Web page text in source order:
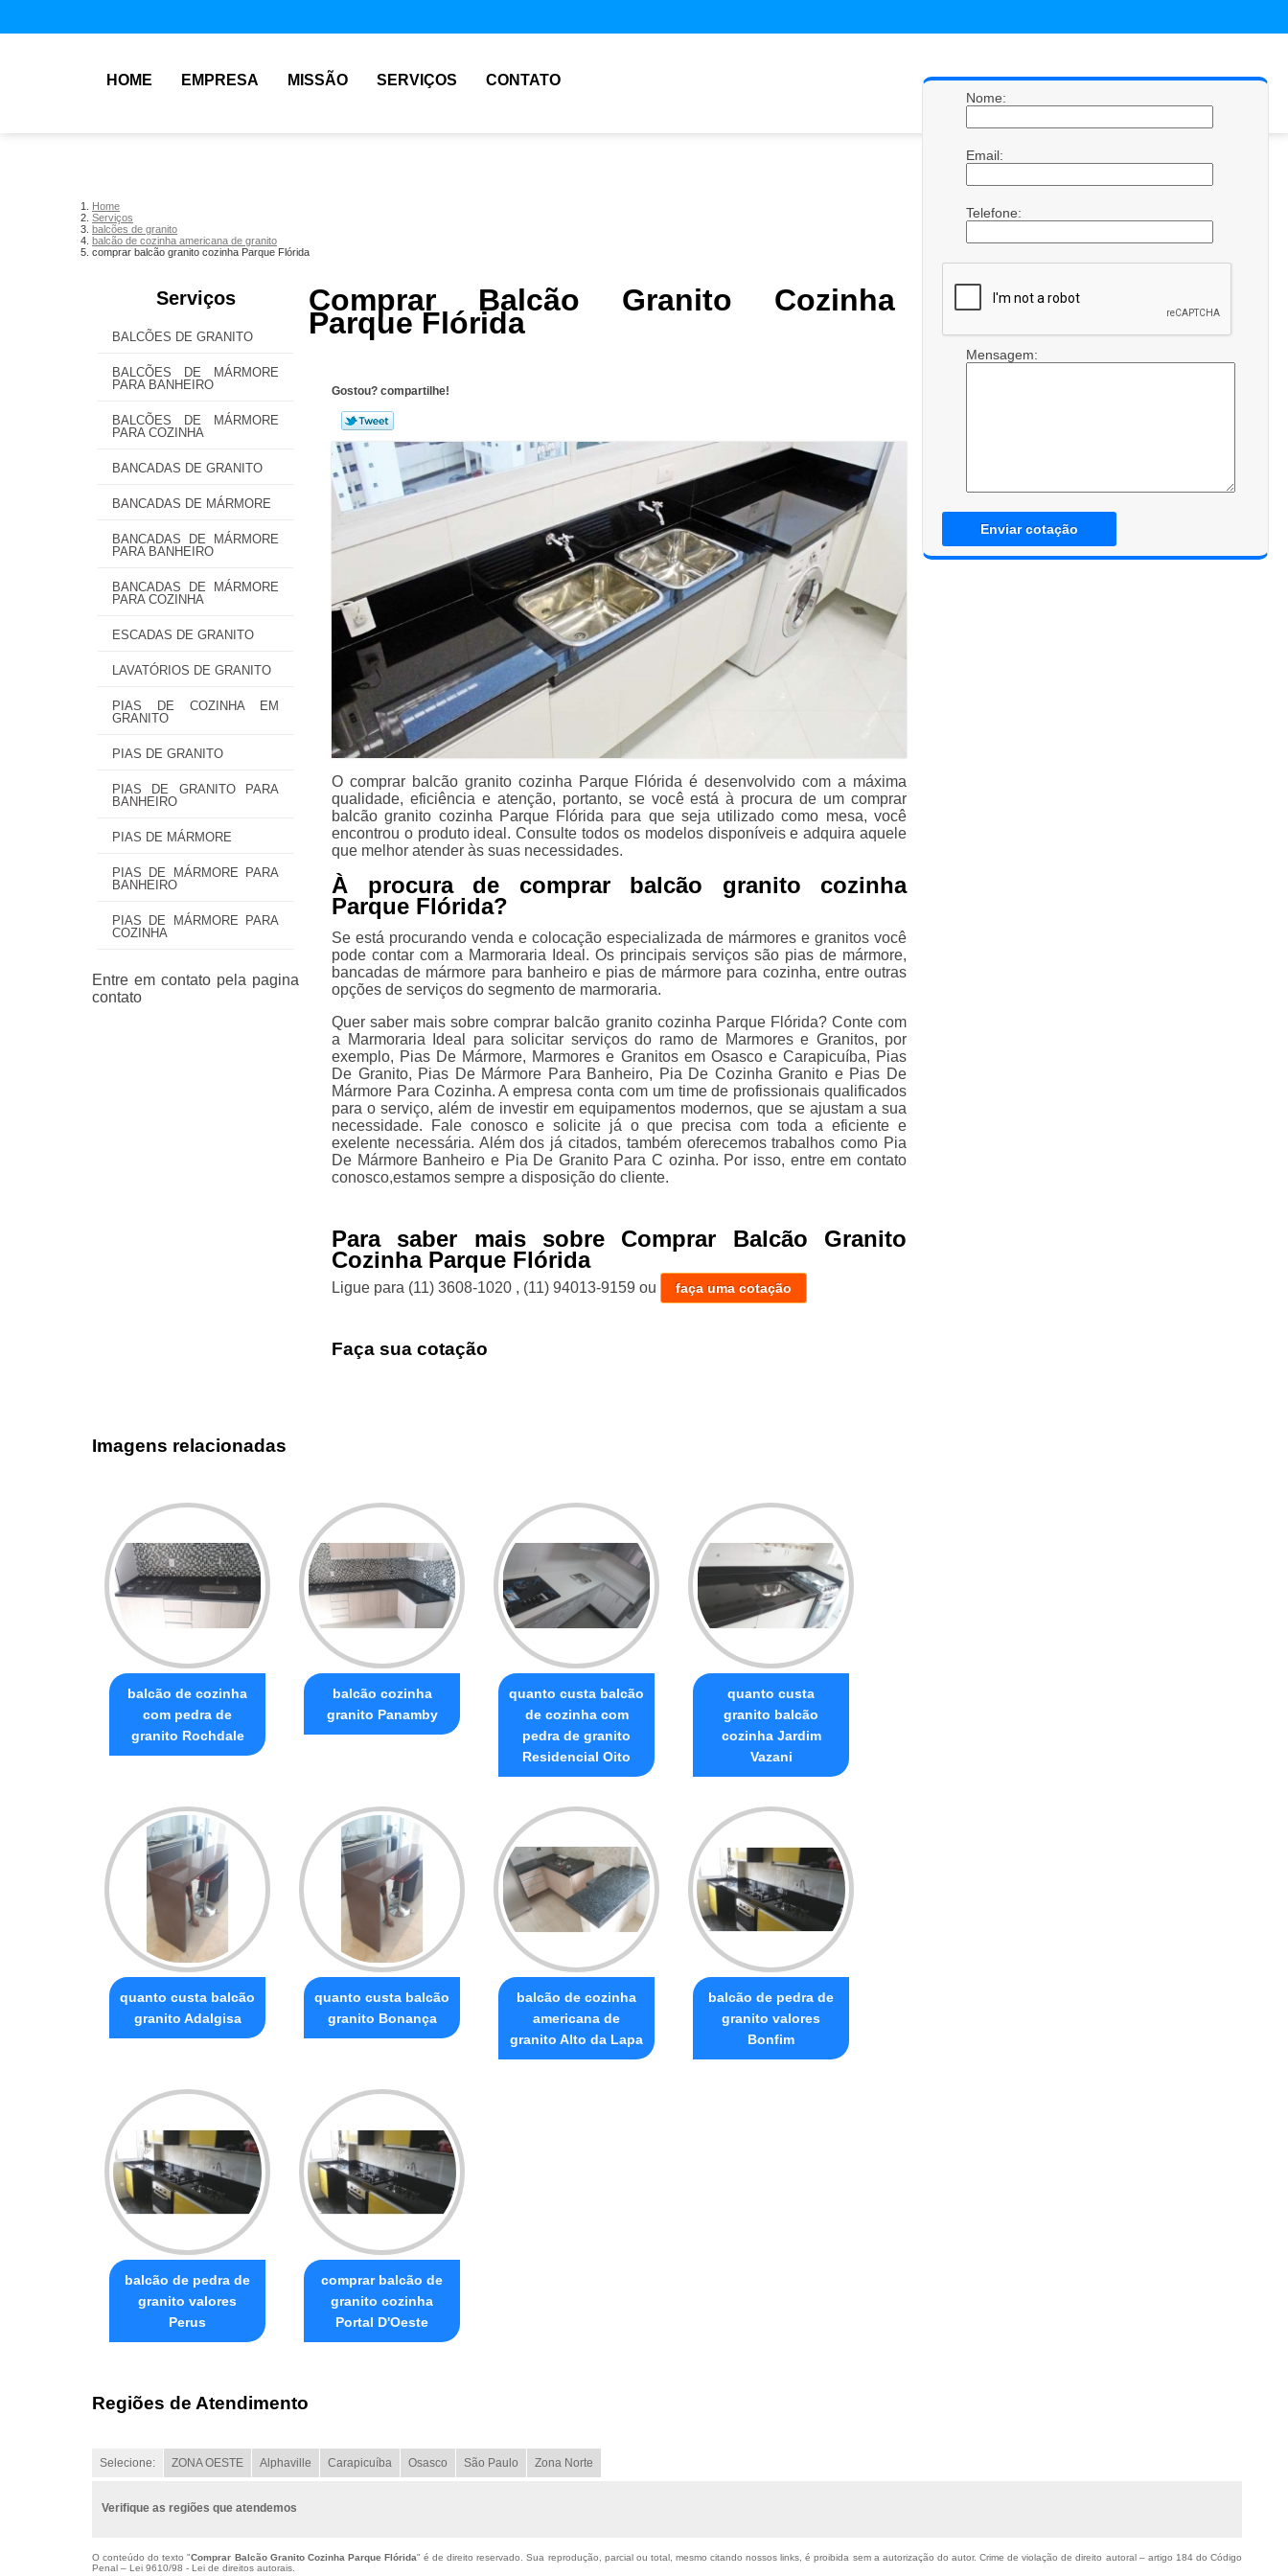
HOME EMPRESA MISSÃO SERVIÇOS CONTATO
Home
Serviços
balcões de granito
balcão de cozinha americana de granito
comprar balcão granito cozinha Parque Flórida
Serviços
BALCÕES DE GRANITO
BALCÕES DE MÁRMORE
PARA BANHEIRO
BALCÕES DE MÁRMORE
PARA COZINHA
BANCADAS DE GRANITO
BANCADAS DE MÁRMORE
BANCADAS DE MÁRMORE
PARA BANHEIRO
BANCADAS DE MÁRMORE
PARA COZINHA
ESCADAS DE GRANITO
LAVATÓRIOS DE GRANITO
PIAS DE COZINHA EM
GRANITO
PIAS DE GRANITO
PIAS DE GRANITO PARA
BANHEIRO
PIAS DE MÁRMORE
PIAS DE MÁRMORE PARA
BANHEIRO
PIAS DE MÁRMORE PARA
COZINHA
Comprar Balcão Granito Cozinha
Parque Flórida
Gostou? compartilhe!
O comprar balcão granito cozinha Parque Flórida é desenvolvido com a máxima
qualidade, eficiência e atenção, portanto, se você está à procura de um comprar
balcão granito cozinha Parque Flórida para que seja utilizado como mesa, você
encontrou o produto ideal. Consulte todos os modelos disponíveis e adquira aquele
que melhor atender às suas necessidades.
À procura de comprar balcão granito cozinha
Parque Flórida?
Se está procurando venda e colocação especializada de mármores e granitos você
pode contar com a Marmoraria Ideal. Os principais serviços são pias de mármore,
bancadas de mármore para banheiro e pias de mármore para cozinha, entre outras
opções de serviços do segmento de marmoraria.
Quer saber mais sobre comprar balcão granito cozinha Parque Flórida? Conte com
a Marmoraria Ideal para solicitar serviços do ramo de Marmores e Granitos, por
exemplo, Pias De Mármore, Marmores e Granitos em Osasco e Carapicuíba, Pias
De Granito, Pias De Mármore Para Banheiro, Pia De Cozinha Granito e Pias De
Mármore Para Cozinha. A empresa conta com um time de profissionais qualificados
para o serviço, além de investir em equipamentos modernos, que se ajustam a sua
necessidade. Fale conosco e solicite já o que precisa com toda a eficiente e
exelente necessária. Além dos já citados, também oferecemos trabalhos como Pia
De Mármore Banheiro e Pia De Granito Para C ozinha. Por isso, entre em contato
conosco,estamos sempre a disposição do cliente.
Para saber mais sobre Comprar Balcão Granito
Cozinha Parque Flórida
Ligue para (11) 3608-1020 , (11) 94013-9159 ou faça uma cotação
Faça sua cotação
Nome:
Email:
Telefone:
Mensagem:
Enviar cotação
Imagens relacionadas
balcão de cozinha
com pedra de
granito Rochdale
balcão cozinha
granito Panamby
quanto custa balcão
de cozinha com
pedra de granito
Residencial Oito
quanto custa
granito balcão
cozinha Jardim
Vazani
quanto custa balcão
granito Adalgisa
quanto custa balcão
granito Bonança
balcão de cozinha
americana de
granito Alto da Lapa
balcão de pedra de
granito valores
Bonfim
balcão de pedra de
granito valores
Perus
comprar balcão de
granito cozinha
Portal D'Oeste
Regiões de Atendimento
Selecione: ZONA OESTE Alphaville Carapicuíba Osasco São Paulo Zona Norte
Verifique as regiões que atendemos
O conteúdo do texto "Comprar Balcão Granito Cozinha Parque Flórida" é de direito reservado. Sua reprodução, parcial ou total, mesmo citando nossos links, é proibida sem a autorização do autor. Crime de violação de direito autoral – artigo 184 do Código
Penal – Lei 9610/98 - Lei de direitos autorais.